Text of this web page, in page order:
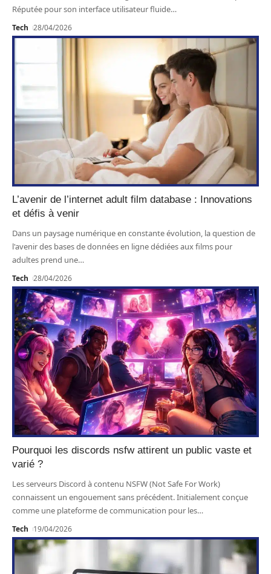
Réputée pour son interface utilisateur fluide…
Tech 28/04/2026
L’avenir de l’internet adult film database : Innovations
et défis à venir
Dans un paysage numérique en constante évolution, la question de
l'avenir des bases de données en ligne dédiées aux films pour
adultes prend une…
Tech 28/04/2026
Pourquoi les discords nsfw attirent un public vaste et
varié ?
Les serveurs Discord à contenu NSFW (Not Safe For Work)
connaissent un engouement sans précédent. Initialement conçue
comme une plateforme de communication pour les…
Tech 19/04/2026